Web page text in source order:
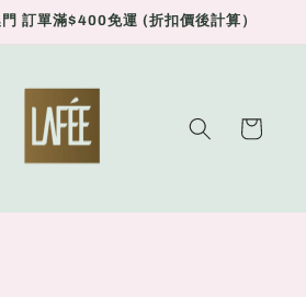
訂單滿$400免運 (折扣價後計算）
Cart